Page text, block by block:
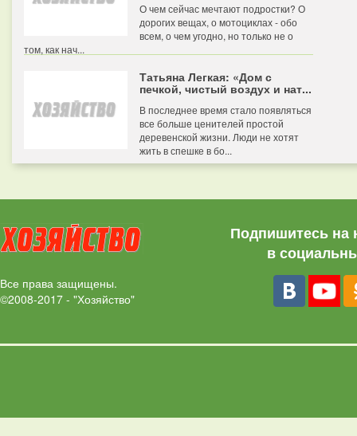
О чем сейчас мечтают подростки? О
дорогих вещах, о мотоциклах - обо
всем, о чем угодно, но только не о
том, как нач...
Татьяна Легкая: «Дом с
печкой, чистый воздух и нат...
В последнее время стало появляться
все больше ценителей простой
деревенской жизни. Люди не хотят
жить в спешке в бо...
Все права защищены.
©2008-2017 - "Хозяйство"
Подпишитесь на
в